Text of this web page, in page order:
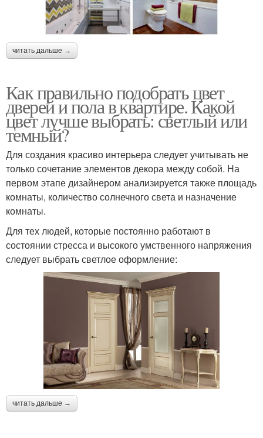
читать дальше →
Как правильно подобрать цвет
дверей и пола в квартире. Какой
цвет лучше выбрать: светлый или
темный?
Для создания красиво интерьера следует учитывать не
только сочетание элементов декора между собой. На
первом этапе дизайнером анализируется также площадь
комнаты, количество солнечного света и назначение
комнаты.
Для тех людей, которые постоянно работают в
состоянии стресса и высокого умственного напряжения
следует выбрать светлое оформление:
читать дальше →